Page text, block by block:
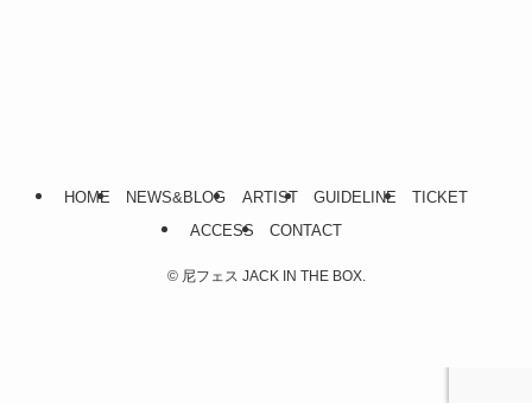
HOME NEWS&BLOG ARTIST GUIDELINE
TICKET
ACCESS
CONTACT
©尼フェス JACK IN THE BOX.